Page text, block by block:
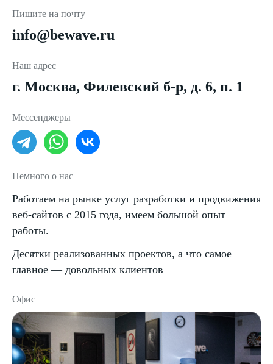
Пишите на почту
info@bewave.ru
Наш адрес
г. Москва, Филевский б-р, д. 6, п. 1
Мессенджеры
Немного о нас
Работаем на рынке услуг разработки и продвижения
веб-сайтов с 2015 года, имеем большой опыт
работы.
Десятки реализованных проектов, а что самое
главное — довольных клиентов
Офис